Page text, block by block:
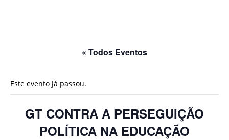
« Todos Eventos
Este evento já passou.
GT CONTRA A PERSEGUIÇÃO
POLÍTICA NA EDUCAÇÃO